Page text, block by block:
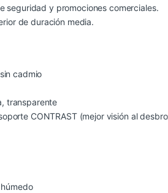
seguridad y promociones comerciales.
de duración media.
cadmio
transparente
CONTRAST (mejor visión al